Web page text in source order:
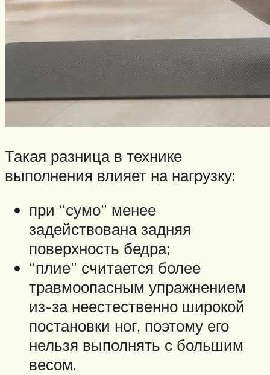
Такая разница в технике
выполнения влияет на нагрузку:
при “сумо” менее
задействована задняя
поверхность бедра;
“плие” считается более
травмоопасным упражнением
из-за неестественно широкой
постановки ног, поэтому его
нельзя выполнять с большим
весом.